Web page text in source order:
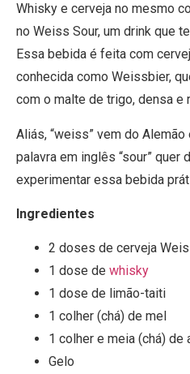
Whisky e cerveja no mesmo
no Weiss Sour, um drink que
Essa bebida é feita com
conhecida como Weissbier,
com o malte de trigo, densa e
Aliás, “weiss” vem do Alemão
palavra em inglês “sour” quer
experimentar essa bebida
Ingredientes
2 doses de cerveja
1 dose de whisky
1 dose de limão-taiti
1 colher (chá) de mel
1 colher e meia (chá) de
Gelo